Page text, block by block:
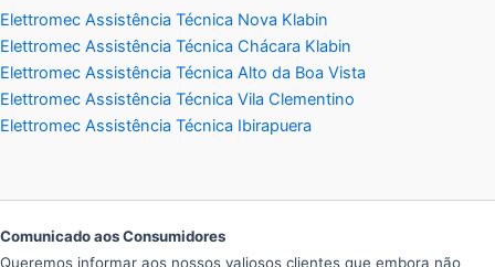
Elettromec Assistência Técnica Nova Klabin
Elettromec Assistência Técnica Chácara Klabin
Elettromec Assistência Técnica Alto da Boa Vista
Elettromec Assistência Técnica Vila Clementino
Elettromec Assistência Técnica Ibirapuera
Comunicado aos Consumidores
Queremos informar aos nossos valiosos clientes que embora não